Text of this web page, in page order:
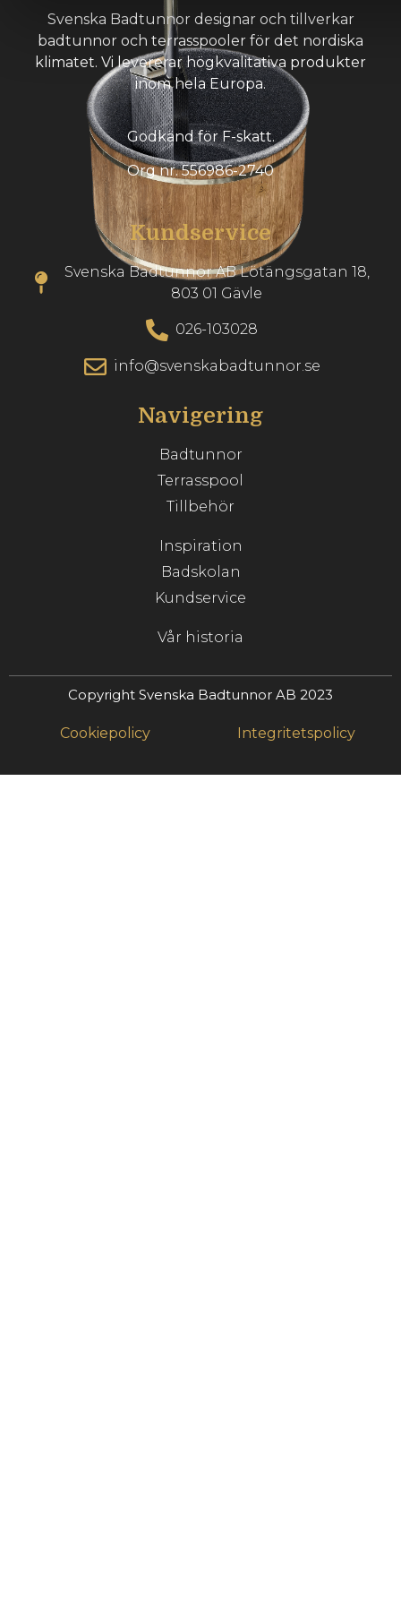
Svenska Badtunnor designar och tillverkar
badtunnor och terrasspooler för det nordiska
klimatet. Vi levererar högkvalitativa produkter
inom hela Europa.
Godkänd för F-skatt.
Org nr. 556986-2740
Kundservice
Svenska Badtunnor AB Lötängsgatan 18,
803 01 Gävle
026-103028
info@svenskabadtunnor.se
Navigering
Badtunnor
Terrasspool
Tillbehör
Inspiration
Badskolan
Kundservice
Vår historia
Copyright Svenska Badtunnor AB 2023
Cookiepolicy Integritetspolicy